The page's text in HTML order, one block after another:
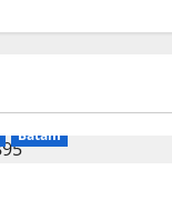
Batam